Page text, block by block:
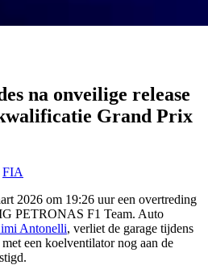
na onveilige release
Grand Prix
FIA
2026 om 19:26 uur een overtreding
PETRONAS F1 Team. Auto
Antonelli, verliet de garage tijdens
een koelventilator nog aan de